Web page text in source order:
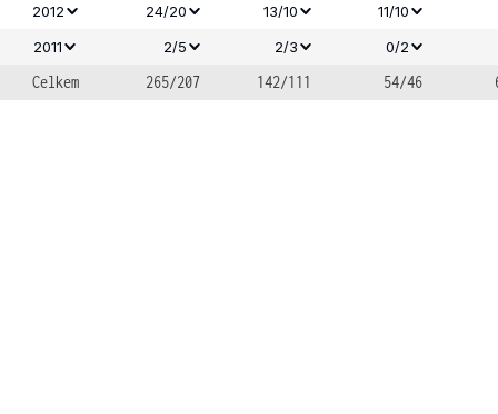
2012
24/20 13/10
11/10
2011
2/5 2/3 0/2
Celkem 265/207 142/111 54/46